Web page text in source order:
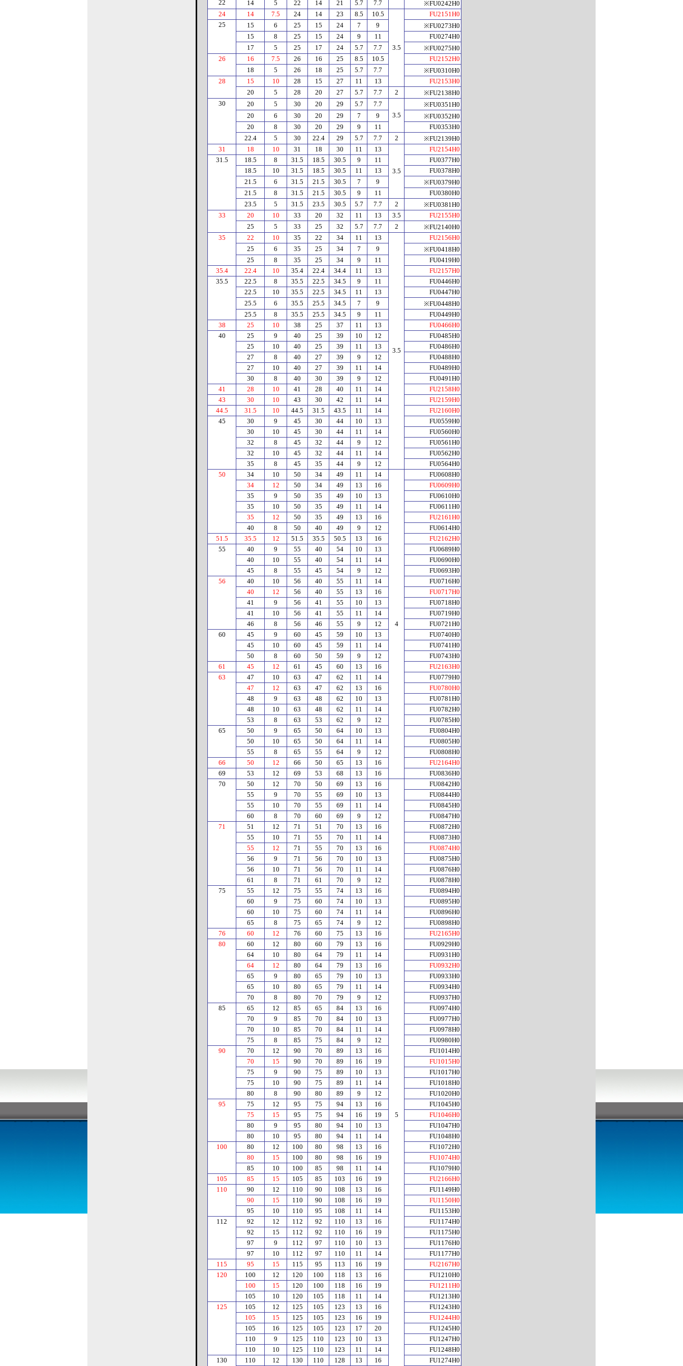
22
14 5 22 14 21 5.7 7.7
※FU0242H0
24
14 7.5 24 14 23 8.5 10.5
3.5
FU2151H0
25
15 6 25 15 24 7 9
※FU0273H0
15
8 25 15 24 9 11
FU0274H0
17
5 25 17 24 5.7 7.7
※FU0275H0
26
16 7.5 26 16 25 8.5 10.5
FU2152H0
18
5 26 18 25 5.7 7.7
※FU0310H0
28
15 10 28 15 27 11 13
FU2153H0
20
5 28 20 27 5.7 7.7 2
※FU2138H0
30
20 5 30 20 29 5.7
7.7
3.5
※FU0351H0
20
6 30 20 29 7 9
※FU0352H0
20
8 30 20 29 9 11
FU0353H0
22.4
5 30 22.4 29 5.7 7.7 2
※FU2139H0
31
18 10 31 18 30 11 13
3.5
FU2154H0
31.5
18.5 8 31.5 18.5 30.5 9 11
FU0377H0
18.5
10 31.5 18.5 30.5 11 13
FU0378H0
21.5
6 31.5 21.5 30.5 7 9
※FU0379H0
21.5
8 31.5 21.5 30.5 9 11
FU0380H0
23.5
5 31.5 23.5 30.5 5.7 7.7 2
※FU0381H0
33
20 10 33 20 32 11 13 3.5
FU2155H0
25
5 33 25 32 5.7 7.7 2
※FU2140H0
35
22 10 35 22 34 11 13
3.5
FU2156H0
25
6 35 25 34 7 9
※FU0418H0
25
8 35 25 34 9 11
FU0419H0
35.4
22.4 10 35.4 22.4 34.4 11 13
FU2157H0
35.5
22.5 8 35.5 22.5 34.5 9 11
FU0446H0
22.5
10 35.5 22.5 34.5 11 13
FU0447H0
25.5
6 35.5 25.5 34.5 7 9
※FU0448H0
25.5
8 35.5 25.5 34.5 9 11
FU0449H0
38
25 10 38 25 37 11 13
FU0466H0
40
25 9 40 25 39 10 12
FU0485H0
25
10 40 25 39 11 13
FU0486H0
27
8 40 27 39 9 12
FU0488H0
27
10 40 27 39 11 14
FU0489H0
30
8 40 30 39 9 12
FU0491H0
41
28 10 41 28 40 11 14
FU2158H0
43
30 10 43 30 42 11 14
FU2159H0
44.5
31.5 10 44.5 31.5 43.5 11 14
FU2160H0
45
30 9 45 30 44 10 13
FU0559H0
30
10 45 30 44 11 14
FU0560H0
32
8 45 32 44 9 12
FU0561H0
32
10 45 32 44 11 14
FU0562H0
35
8 45 35 44 9 12
FU0564H0
50
34 10 50 34 49 11 14
4
FU0608H0
34
12 50 34 49 13 16
FU0609H0
35
9 50 35 49 10 13
FU0610H0
35
10 50 35 49 11 14
FU0611H0
35
12 50 35 49 13 16
FU2161H0
40
8 50 40 49 9 12
FU0614H0
51.5
35.5 12 51.5 35.5 50.5 13 16
FU2162H0
55
40 9 55 40 54 10 13
FU0689H0
40
10 55 40 54 11 14
FU0690H0
45
8 55 45 54 9 12
FU0693H0
56
40 10 56 40 55 11 14
FU0716H0
40
12 56 40 55 13 16
FU0717H0
41
9 56 41 55 10 13
FU0718H0
41
10 56 41 55 11 14
FU0719H0
46
8 56 46 55 9 12
FU0721H0
60
45 9 60 45 59 10 13
FU0740H0
45
10 60 45 59 11 14
FU0741H0
50
8 60 50 59 9 12
FU0743H0
61
45 12 61 45 60 13 16
FU2163H0
63
47 10 63 47 62 11 14
FU0779H0
47
12 63 47 62 13 16
FU0780H0
48
9 63 48 62 10 13
FU0781H0
48
10 63 48 62 11 14
FU0782H0
53
8 63 53 62 9 12
FU0785H0
65
50 9 65 50 64 10 13
FU0804H0
50
10 65 50 64 11 14
FU0805H0
55
8 65 55 64 9 12
FU0808H0
66
50 12 66 50 65 13 16
FU2164H0
69
53 12 69 53 68 13 16
FU0836H0
70
50 12 70 50 69 13 16
5
FU0842H0
55
9 70 55 69 10 13
FU0844H0
55
10 70 55 69 11 14
FU0845H0
60
8 70 60 69 9 12
FU0847H0
71
51 12 71 51 70 13 16
FU0872H0
55
10 71 55 70 11 14
FU0873H0
55
12 71 55 70 13 16
FU0874H0
56
9 71 56 70 10 13
FU0875H0
56
10 71 56 70 11 14
FU0876H0
61
8 71 61 70 9 12
FU0878H0
75
55 12 75 55 74 13 16
FU0894H0
60
9 75 60 74 10 13
FU0895H0
60
10 75 60 74 11 14
FU0896H0
65
8 75 65 74 9 12
FU0898H0
76
60 12 76 60 75 13 16
FU2165H0
80
60 12 80 60 79 13 16
FU0929H0
64
10 80 64 79 11 14
FU0931H0
64
12 80 64 79 13 16
FU0932H0
65
9 80 65 79 10 13
FU0933H0
65
10 80 65 79 11 14
FU0934H0
70
8 80 70 79 9 12
FU0937H0
85
65 12 85 65 84 13 16
FU0974H0
70
9 85 70 84 10 13
FU0977H0
70
10 85 70 84 11 14
FU0978H0
75
8 85 75 84 9 12
FU0980H0
90
70 12 90 70 89 13 16
FU1014H0
70
15 90 70 89 16 19
FU1015H0
75
9 90 75 89 10 13
FU1017H0
75
10 90 75 89 11 14
FU1018H0
80
8 90 80 89 9 12
FU1020H0
95
75 12 95 75 94 13 16
FU1045H0
75
15 95 75 94 16 19
FU1046H0
80
9 95 80 94 10 13
FU1047H0
80
10 95 80 94 11 14
FU1048H0
100
80 12 100 80 98 13 16
FU1072H0
80
15 100 80 98 16 19
FU1074H0
85
10 100 85 98 11 14
FU1079H0
105
85 15 105 85 103 16 19
FU2166H0
110
90 12 110 90 108 13 16
FU1149H0
90
15 110 90 108 16 19
FU1150H0
95
10 110 95 108 11 14
FU1153H0
112
92 12 112 92 110 13 16
FU1174H0
92
15 112 92 110 16 19
FU1175H0
97
9 112 97 110 10 13
FU1176H0
97
10 112 97 110 11 14
FU1177H0
115
95 15 115 95 113 16 19
FU2167H0
120
100 12 120 100 118 13 16
FU1210H0
100
15 120 100 118 16 19
FU1211H0
105
10 120 105 118 11 14
FU1213H0
125
105 12 125 105 123 13 16
FU1243H0
105
15 125 105 123 16 19
FU1244H0
105
16 125 105 123 17 20
FU1245H0
110
9 125 110 123 10 13
FU1247H0
110
10 125 110 123 11 14
FU1248H0
130
110 12 130 110 128 13 16 FU1274H0